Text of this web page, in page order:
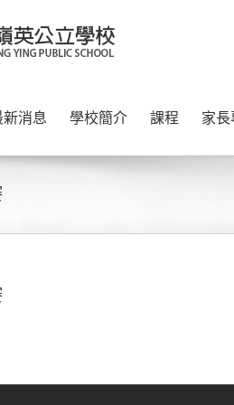
新消息 學校簡介 課程 家